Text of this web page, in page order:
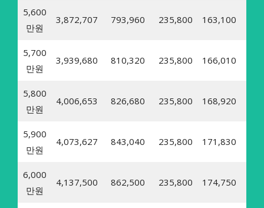
5,600
만원
3,872,707 793,960 235,800 163,100
5,700
만원
3,939,680 810,320 235,800 166,010
5,800
만원
4,006,653 826,680 235,800 168,920
5,900
만원
4,073,627 843,040 235,800 171,830
6,000
만원
4,137,500 862,500 235,800 174,750